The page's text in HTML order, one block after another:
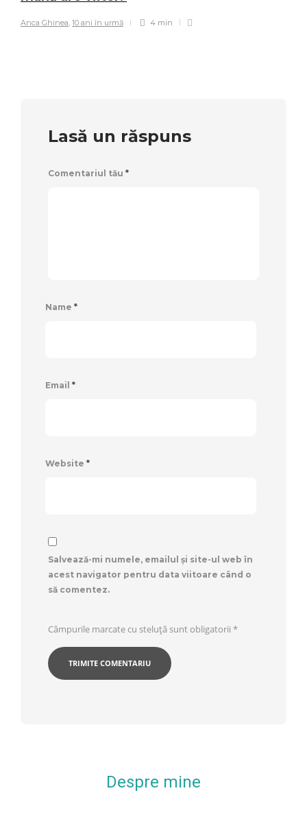
Anca Ghinea 10 ani în urmă 4 min
Lasă un răspuns
Comentariul tău *
Name *
Email *
Website *
Salvează-mi numele, emailul și site-ul web în
acest navigator pentru data viitoare când o
să comentez.
Câmpurile marcate cu steluță sunt obligatorii *
Despre mine